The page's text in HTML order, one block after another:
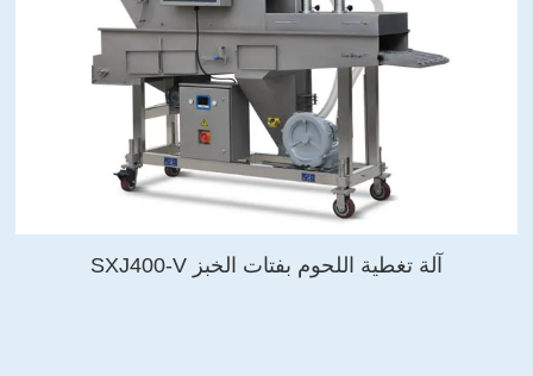
آلة تغطية اللحوم بفتات الخبز SXJ400-V